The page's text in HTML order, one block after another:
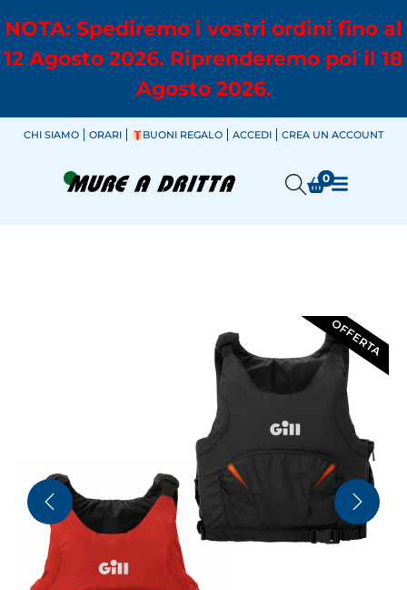
NOTA: Spediremo i vostri ordini fino al
12 Agosto 2026. Riprenderemo poi il 18
Agosto 2026.
CHI SIAMO ORARI BUONI REGALO ACCEDI CREA UN ACCOUNT
0
OFFERTA